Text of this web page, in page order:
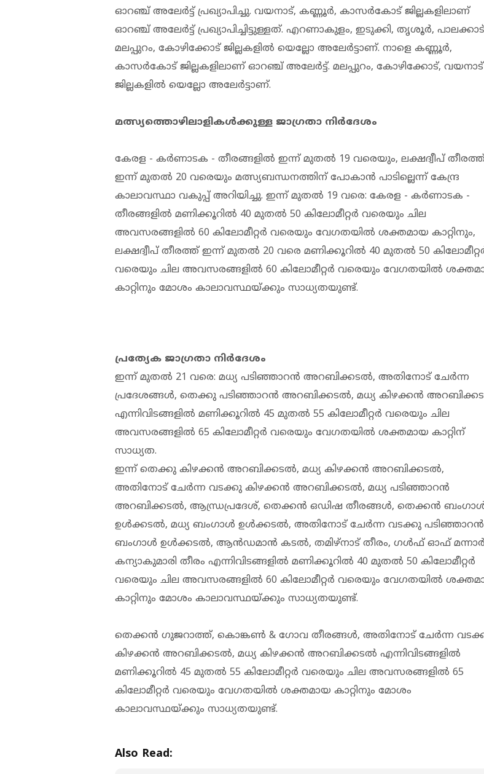
ഓറഞ്ച് അലേർട്ട് പ്രഖ്യാപിച്ചു. വയനാട്, കണ്ണൂർ, കാസർകോട് ജില്ലകളിലാണ്
ഓറഞ്ച് അലേർട്ട് പ്രഖ്യാപിച്ചിട്ടുള്ളത്. എറണാകുളം, ഇടുക്കി, തൃശൂർ,
മലപ്പുറം, കോഴിക്കോട് ജില്ലകളിൽ യെല്ലോ അലേർട്ടാണ്. നാളെ കണ്ണൂർ,
കാസർകോട് ജില്ലകളിലാണ് ഓറഞ്ച് അലേർട്ട്. മലപ്പുറം, കോഴിക്കോട്, വയനാട്
ജില്ലകളിൽ യെല്ലോ അലേർട്ടാണ്.
മത്സ്യത്തൊഴിലാളികൾക്കുള്ള ജാഗ്രതാ നിർദേശം
കേരള - കർണാടക - തീരങ്ങളിൽ ഇന്ന് മുതൽ 19 വരെയും, ലക്ഷദ്വീപ്
ഇന്ന് മുതൽ 20 വരെയും മത്സ്യബന്ധനത്തിന് പോകാൻ പാടില്ലെന്ന് കേന്ദ്ര
കാലാവസ്ഥാ വകുപ്പ് അറിയിച്ചു. ഇന്ന് മുതൽ 19 വരെ: കേരള - കർണാടക -
തീരങ്ങളിൽ മണിക്കൂറിൽ 40 മുതൽ 50 കിലോമീറ്റർ വരെയും ചില
അവസരങ്ങളിൽ 60 കിലോമീറ്റർ വരെയും വേഗതയിൽ ശക്തമായ കാറ്റിനും,
ലക്ഷദ്വീപ് തീരത്ത് ഇന്ന് മുതൽ 20 വരെ മണിക്കൂറിൽ 40 മുതൽ 50
വരെയും ചില അവസരങ്ങളിൽ 60 കിലോമീറ്റർ വരെയും വേഗതയിൽ
കാറ്റിനും മോശം കാലാവസ്ഥയ്ക്കും സാധ്യതയുണ്ട്.
പ്രത്യേക ജാഗ്രതാ നിർദേശം
ഇന്ന് മുതൽ 21 വരെ: മധ്യ പടിഞ്ഞാറൻ അറബിക്കടൽ, അതിനോട് ചേർന്ന
പ്രദേശങ്ങൾ, തെക്കു പടിഞ്ഞാറൻ അറബിക്കടൽ, മധ്യ കിഴക്കൻ
എന്നിവിടങ്ങളിൽ മണിക്കൂറിൽ 45 മുതൽ 55 കിലോമീറ്റർ വരെയും ചില
അവസരങ്ങളിൽ 65 കിലോമീറ്റർ വരെയും വേഗതയിൽ ശക്തമായ കാറ്റിന്
സാധ്യത.
ഇന്ന് തെക്കു കിഴക്കൻ അറബിക്കടൽ, മധ്യ കിഴക്കൻ അറബിക്കടൽ,
അതിനോട് ചേർന്ന വടക്കു കിഴക്കൻ അറബിക്കടൽ, മധ്യ പടിഞ്ഞാറൻ
അറബിക്കടൽ, ആന്ധ്രപ്രദേശ്, തെക്കൻ ഒഡിഷ തീരങ്ങൾ, തെക്കൻ
ഉൾക്കടൽ, മധ്യ ബംഗാൾ ഉൾക്കടൽ, അതിനോട് ചേർന്ന വടക്കു പടിഞ്ഞാറൻ
ബംഗാൾ ഉൾക്കടൽ, ആൻഡമാൻ കടൽ, തമിഴ്‌നാട് തീരം, ഗൾഫ് ഓഫ്
കന്യാകുമാരി തീരം എന്നിവിടങ്ങളിൽ മണിക്കൂറിൽ 40 മുതൽ 50 കിലോമീറ്റർ
വരെയും ചില അവസരങ്ങളിൽ 60 കിലോമീറ്റർ വരെയും വേഗതയിൽ
കാറ്റിനും മോശം കാലാവസ്ഥയ്ക്കും സാധ്യതയുണ്ട്.
തെക്കൻ ഗുജറാത്ത്, കൊങ്കൺ & ഗോവ തീരങ്ങൾ, അതിനോട് ചേർന്ന
കിഴക്കൻ അറബിക്കടൽ, മധ്യ കിഴക്കൻ അറബിക്കടൽ എന്നിവിടങ്ങളിൽ
മണിക്കൂറിൽ 45 മുതൽ 55 കിലോമീറ്റർ വരെയും ചില അവസരങ്ങളിൽ 65
കിലോമീറ്റർ വരെയും വേഗതയിൽ ശക്തമായ കാറ്റിനും മോശം
കാലാവസ്ഥയ്ക്കും സാധ്യതയുണ്ട്.
Also Read: